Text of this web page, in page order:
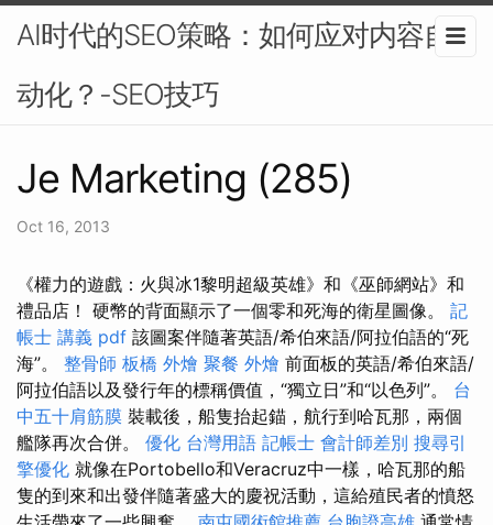
AI时代的SEO策略：如何应对内容自
动化？-SEO技巧
Je Marketing (285)
Oct 16, 2013
《權力的遊戲：火與冰1黎明超級英雄》和《巫師網站》和
禮品店！ 硬幣的背面顯示了一個零和死海的衛星圖像。 記
帳士 講義 pdf 該圖案伴隨著英語/希伯來語/阿拉伯語的“死
海”。 整骨師 板橋 外燴 聚餐 外燴 前面板的英語/希伯來語/
阿拉伯語以及發行年的標稱價值，“獨立日”和“以色列”。 台
中五十肩筋膜 裝載後，船隻抬起錨，航行到哈瓦那，兩個
艦隊再次合併。 優化 台灣用語 記帳士 會計師差別 搜尋引
擎優化 就像在Portobello和Veracruz中一樣，哈瓦那的船
隻的到來和出發伴隨著盛大的慶祝活動，這給殖民者的憤怒